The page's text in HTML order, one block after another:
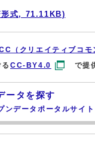
形式, 71.11KB)
（クリエイティブコモ
るCC-BY4.0 で提
ータを探す
ンデータポータルサイト